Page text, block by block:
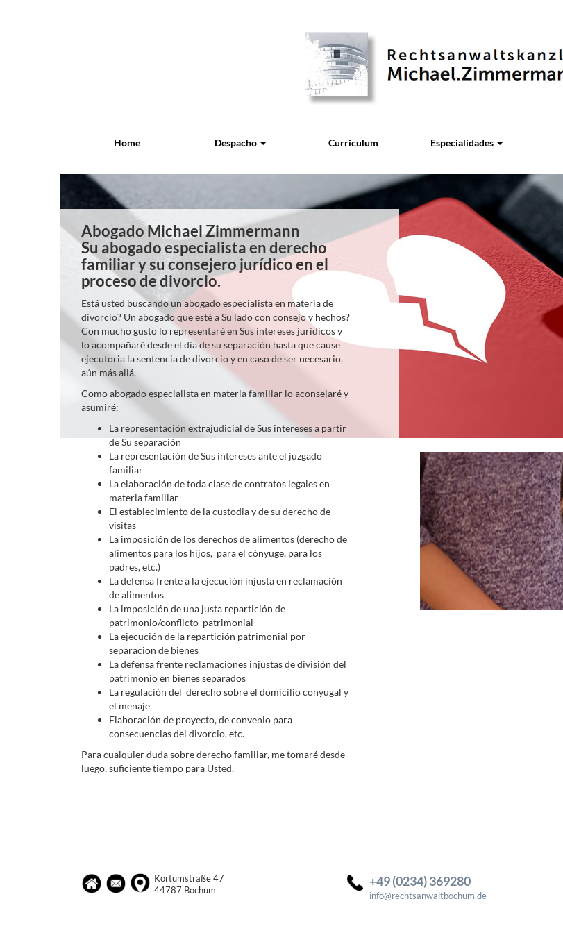
Home Despacho Curriculum Especialidades
Abogado Michael Zimmermann
Su abogado especialista en derecho
familiar y su consejero jurídico en el
proceso de divorcio.
Está usted buscando un abogado especialista en materia de
divorcio? Un abogado que esté a Su lado con consejo y hechos?
Con mucho gusto lo representaré en Sus intereses jurídicos y
lo acompañaré desde el día de su separación hasta que cause
ejecutoria la sentencia de divorcio y en caso de ser necesario,
aún más allá.
Como abogado especialista en materia familiar lo aconsejaré y
asumiré:
La representación extrajudicial de Sus intereses a partir
de Su separación
La representación de Sus intereses ante el juzgado
familiar
La elaboración de toda clase de contratos legales en
materia familiar
El establecimiento de la custodia y de su derecho de
visitas
La imposición de los derechos de alimentos (derecho de
alimentos para los hijos, para el cónyuge, para los
padres, etc.)
La defensa frente a la ejecución injusta en reclamación
de alimentos
La imposición de una justa repartición de
patrimonio/conflicto patrimonial
La ejecución de la repartición patrimonial por
separacion de bienes
La defensa frente reclamaciones injustas de división del
patrimonio en bienes separados
La regulación del derecho sobre el domicilio conyugal y
el menaje
Elaboración de proyecto, de convenio para
consecuencias del divorcio, etc.
Para cualquier duda sobre derecho familiar, me tomaré desde
luego, suficiente tiempo para Usted.
Kortumstraße 47
44787 Bochum
+49 (0234) 369280
info@rechtsanwaltbochum.de